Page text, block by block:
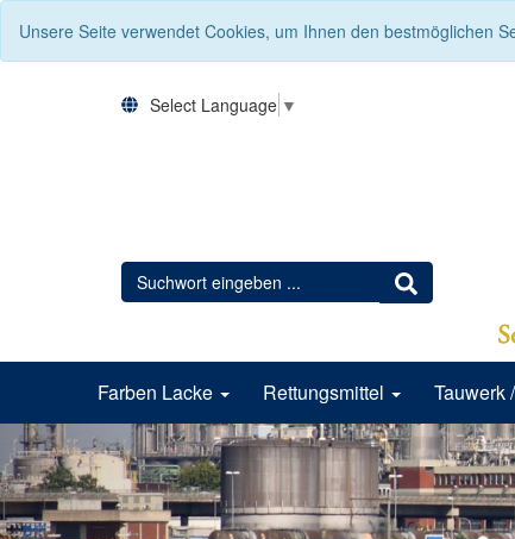
Unsere Seite verwendet Cookies, um Ihnen den bestmöglichen
Select Language ▼
Farben Lacke Rettungsmittel Tauwerk